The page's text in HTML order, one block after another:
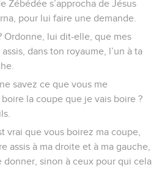
Zébédée s’approcha de Jésus
pour lui faire une demande.
Ordonne, lui dit-elle, que mes
dans ton royaume, l’un à ta
savez ce que vous me
la coupe que je vais boire ?
vrai que vous boirez ma coupe,
assis à ma droite et à ma gauche,
donner, sinon à ceux pour qui cela